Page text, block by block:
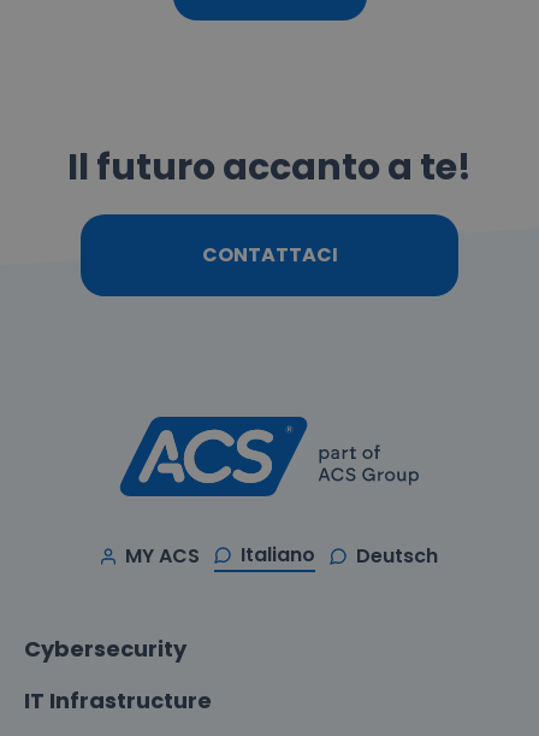
Il futuro accanto a te!
CONTATTACI
MY ACS Italiano Deutsch
Cybersecurity
IT Infrastructure